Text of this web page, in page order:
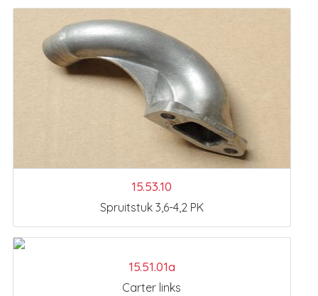
15.53.10
Spruitstuk 3,6-4,2 PK
15.51.01a
Carter links